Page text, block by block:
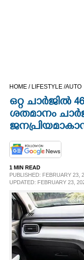
OPINION
PHOTOS
LIFESTYLE
SPIRITUAL
INFO+
HOME / LIFESTYLE /AUTO
ഒറ്റ ചാർജിൽ
ശതമാനം
1 MIN READ
PUBLISHED: FEBRUARY 23,
UPDATED: FEBRUARY 23,